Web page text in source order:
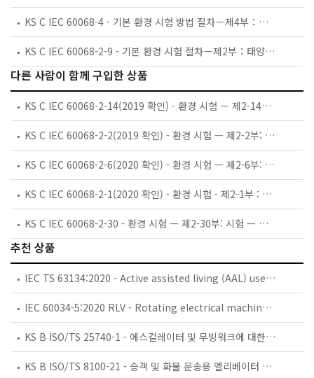
KS C IEC 60068-4 - 기본 환경 시험 방법 절차－제4부：규격서 작성자를 위한 정보－제4부：규격서 작성자를 위한 정보－
KS C IEC 60068-2-9 - 기본 환경 시험 절차－제2부：태양 복사열 시험 지침서
다른 사람이 함께 구입한 상품
KS C IEC 60068-2-14(2019 확인) - 환경 시험 — 제2-14부: 시험 — 시험 N: 온도 변화
KS C IEC 60068-2-2(2019 확인) - 환경 시험 — 제2-2부: 시험 — 시험 B: 내열성 시험
KS C IEC 60068-2-6(2020 확인) - 환경 시험 — 제2-6부: 시험 — 시험 Fc: 진동(정현파)
KS C IEC 60068-2-1(2020 확인) - 환경 시험 - 제2-1부 : 시험 - 시험 A : 내한성 시험
KS C IEC 60068-2-30 - 환경 시험 — 제2-30부: 시험 — 시험 Db와 지침: 주기적 내습 (12 h + 12 h 주기)
추천 상품
IEC TS 63134:2020 - Active assisted living (AAL) use cases
IEC 60034-5:2020 RLV - Rotating electrical machines - Part 5: Degrees of protection provided by the integral design of rotating electrical machines (IP code) - Classification
KS B ISO/TS 25740-1 - 에스컬레이터 및 무빙워크에 대한 안전요건 — 제1부: 세계공통 필수 안전요건(GESRs)
KS B ISO/TS 8100-21 - 승객 및 화물 운송용 엘리베이터 —제21부: 세계공통 필수안전요건(GESRs)을 충족하는 세계공통 안전 파라미터(GSPs)